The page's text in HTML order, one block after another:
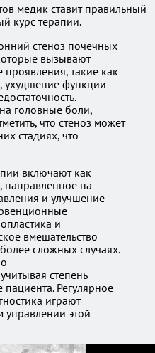
медик ставит правильный
курс терапии.
стеноз почечных
вызывают
проявления, такие как
ухудшение функции
головные боли,
что стеноз может
стадиях, что
включают как
направленное на
и улучшение
и
вмешательство
сложных случаях.
степень
Регулярное
играют
этой